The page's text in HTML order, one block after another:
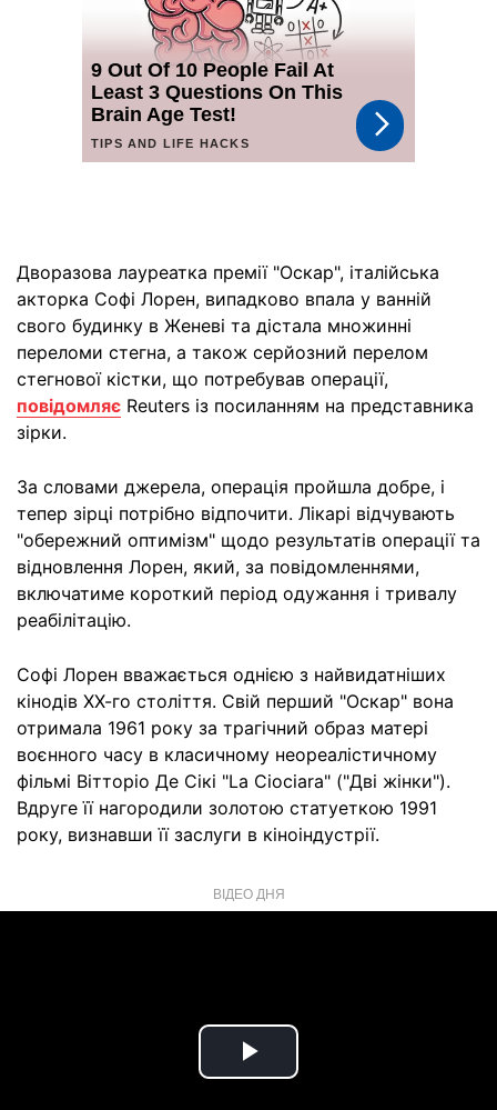
Дворазова лауреатка премії "Оскар", італійська
акторка Софі Лорен, випадково впала у ванній
свого будинку в Женеві та дістала множинні
переломи стегна, а також серйозний перелом
стегнової кістки, що потребував операції,
повідомляє Reuters із посиланням на представника
зірки.
За словами джерела, операція пройшла добре, і
тепер зірці потрібно відпочити. Лікарі відчувають
"обережний оптимізм" щодо результатів операції та
відновлення Лорен, який, за повідомленнями,
включатиме короткий період одужання і тривалу
реабілітацію.
Софі Лорен вважається однією з найвидатніших
кінодів ХХ-го століття. Свій перший "Оскар" вона
отримала 1961 року за трагічний образ матері
воєнного часу в класичному неореалістичному
фільмі Вітторіо Де Сікі "La Ciociara" ("Дві жінки").
Вдруге її нагородили золотою статуеткою 1991
року, визнавши її заслуги в кіноіндустрії.
ВІДЕО ДНЯ
Play